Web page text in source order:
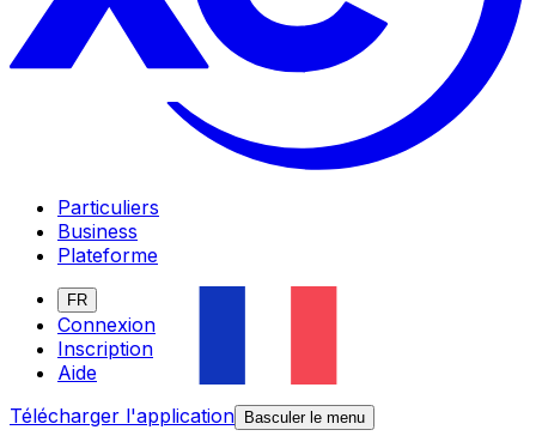
Particuliers
Business
Plateforme
FR
Connexion
Inscription
Aide
Télécharger l'application
Basculer le menu